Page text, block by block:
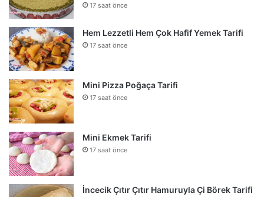
17 saat önce
Hem Lezzetli Hem Çok Hafif Yemek Tarifi
17 saat önce
Mini Pizza Poğaça Tarifi
17 saat önce
Mini Ekmek Tarifi
17 saat önce
İncecik Çıtır Çıtır Hamuruyla Çi Börek Tarifi